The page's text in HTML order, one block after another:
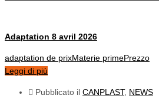
Adaptation 8 avril 2026
adaptation de prixMaterie primePrezzo
Leggi di più
Pubblicato il CANPLAST, NEWS